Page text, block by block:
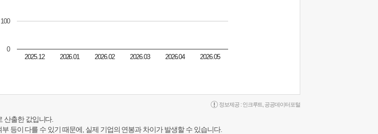
2025.12 2026.01 2026.02 2026.03 2026.04 2026.05
0
100
정보제공 : 인크루트 공공데이터포털
산출한 값입니다.
등이 다를 수 있기 때문에, 실제 기업의 연봉과 차이가 발생할 수 있습니다.